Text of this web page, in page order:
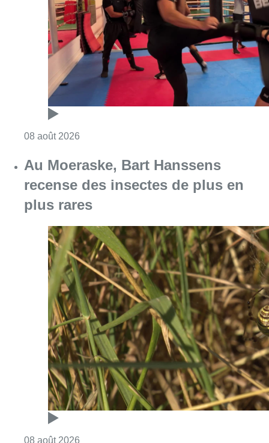
08 août 2026
Au Moeraske, Bart Hanssens
recense des insectes de plus en
plus rares
08 août 2026